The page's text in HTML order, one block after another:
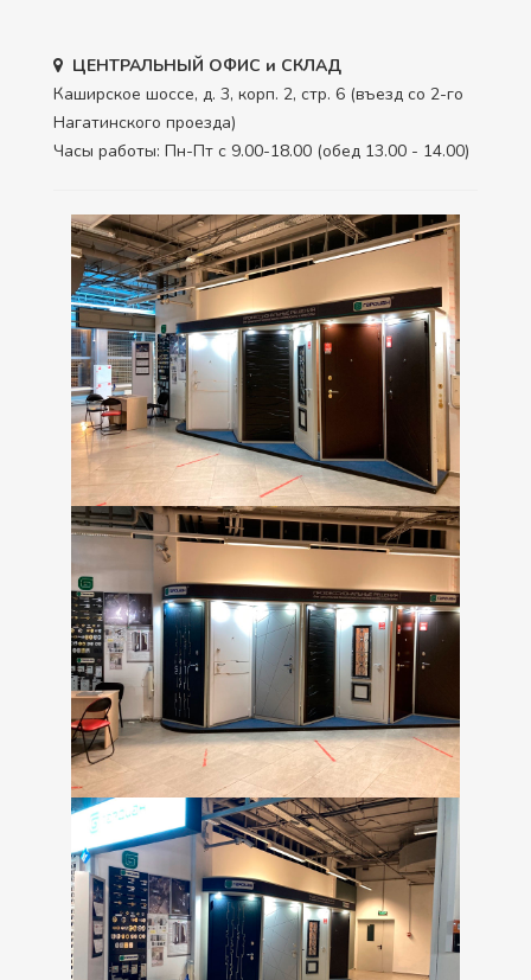
ЦЕНТРАЛЬНЫЙ ОФИС и СКЛАД
Каширское шоссе, д. 3, корп. 2, стр. 6 (въезд со 2-го
Нагатинского проезда)
Часы работы: Пн-Пт с 9.00-18.00 (обед 13.00 - 14.00)